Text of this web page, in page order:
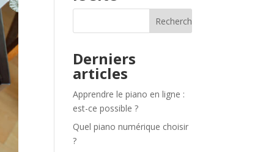
Derniers
articles
Apprendre le piano en ligne :
est-ce possible ?
Quel piano numérique choisir
?